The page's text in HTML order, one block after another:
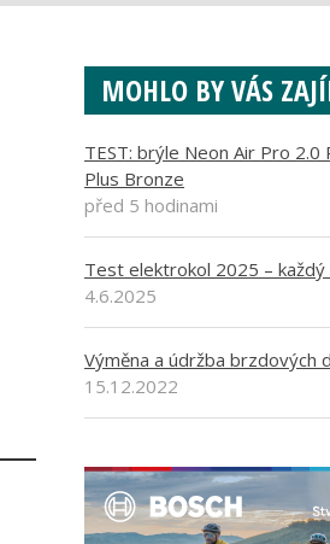
MOHLO BY VÁS
TEST: brýle Neon Air Pro
Plus Bronze
před 5 hodinami
Test elektrokol 2025 – každý
4.6.2025
Výměna a údržba brzdových
15.12.2022